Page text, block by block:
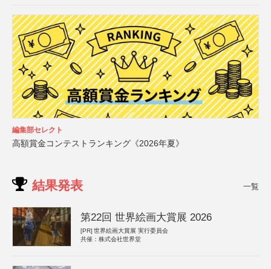
編集部セレクト
高額賞金コンテストランキング《2026年夏》
結果発表 一覧
第22回 世界絵画大賞展 2026
[PR] 世界絵画大賞展 実行委員会
共催：株式会社世界堂